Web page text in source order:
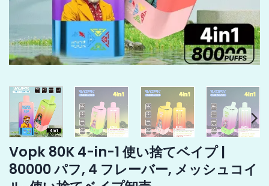
Vopk 80K 4-in-1 使い捨てベイプ |
80000 パフ, 4 フレーバー, メッシュコイ